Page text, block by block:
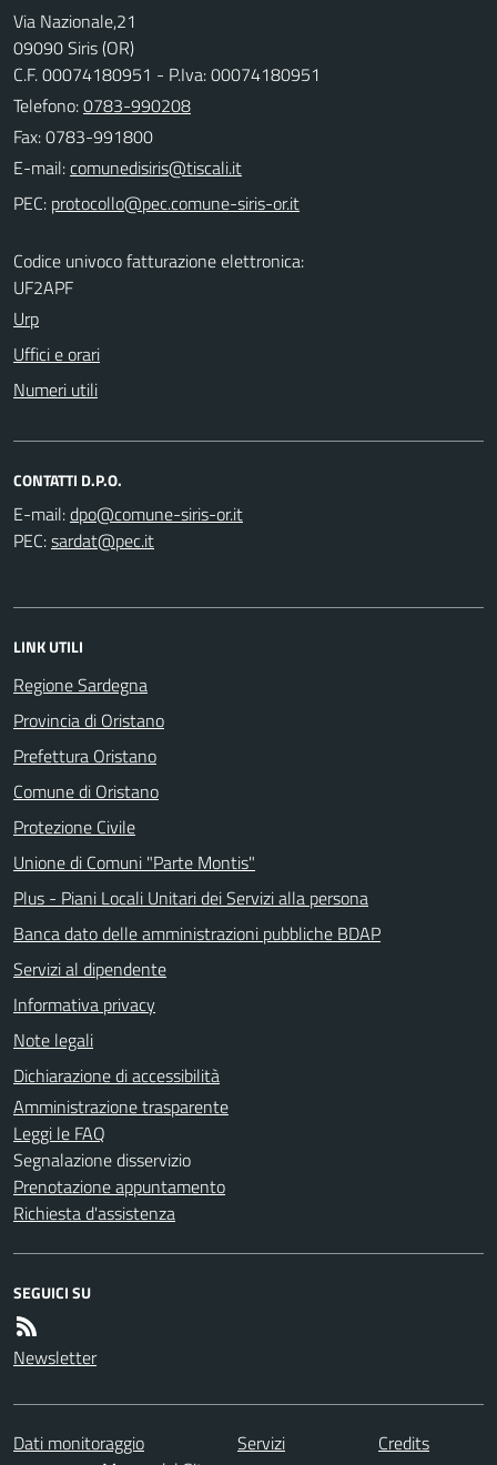
Via Nazionale,21
09090 Siris (OR)
C.F. 00074180951 - P.Iva: 00074180951
Telefono:0783-990208
Fax: 0783-991800
E-mail:
PEC:
Codice univoco fatturazione elettronica:
UF2APF
Urp
Uffici e orari
Numeri utili
CONTATTI D.P.O.
E-mail:
PEC:
LINK UTILI
Regione Sardegna
Provincia di Oristano
Prefettura Oristano
Comune di Oristano
Protezione Civile
Unione di Comuni "Parte Montis"
Plus - Piani Locali Unitari dei Servizi alla persona
Banca dato delle amministrazioni pubbliche BDAP
Servizi al dipendente
Informativa privacy
Note legali
Dichiarazione di accessibilità
Amministrazione trasparente
Leggi le FAQ
Segnalazione disservizio
Prenotazione appuntamento
Richiesta d'assistenza
SEGUICI SU
Newsletter
Dati monitoraggio Servizi
Credits